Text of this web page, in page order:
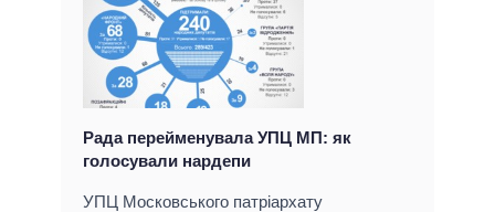
Рада перейменувала УПЦ МП: як
голосували нардепи
УПЦ Московського патріархату